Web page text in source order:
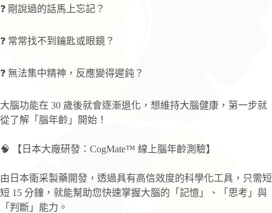
估
免
APP
機
平
板
測
量
❓ 剛說過的話馬上忘記？
❓ 常常找不到鑰匙或眼鏡？
❓ 無法集中精神，反應變得遲鈍？
大腦功能在 30 歲後就會逐漸退化，想維持大腦健康，第一步就
從了解「腦年齡」開始！
🧠 【日本大廠研發：CogMate™ 線上腦年齡測驗】
由日本衛采製藥開發，透過具有高信效度的科學化工具，只需短
短 15 分鐘，就能幫助您快速掌握大腦的「記憶」、「思考」與
「判斷」能力。